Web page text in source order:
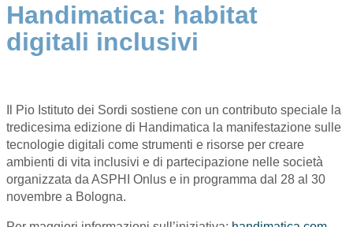
Handimatica: habitat
digitali inclusivi
Il Pio Istituto dei Sordi sostiene con un contributo speciale la
tredicesima edizione di Handimatica la manifestazione sulle
tecnologie digitali come strumenti e risorse per creare
ambienti di vita inclusivi e di partecipazione nelle società
organizzata da ASPHI Onlus e in programma dal 28 al 30
novembre a Bologna.